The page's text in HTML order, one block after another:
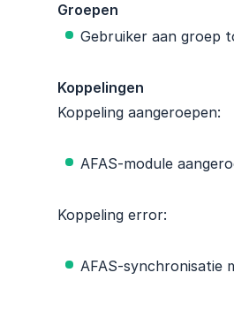
Groepen
Gebruiker aan groep
Koppelingen
Koppeling aangeroepen:
AFAS-module
Koppeling error:
AFAS-synchronisatie